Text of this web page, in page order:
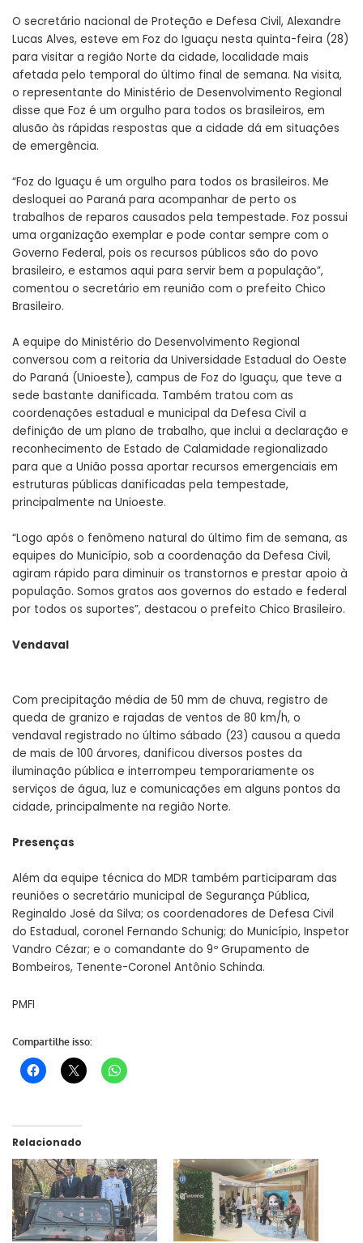
O secretário nacional de Proteção e Defesa Civil, Alexandre
Lucas Alves, esteve em Foz do Iguaçu nesta quinta-feira (28)
para visitar a região Norte da cidade, localidade mais
afetada pelo temporal do último final de semana. Na visita,
o representante do Ministério de Desenvolvimento Regional
disse que Foz é um orgulho para todos os brasileiros, em
alusão às rápidas respostas que a cidade dá em situações
de emergência.
“Foz do Iguaçu é um orgulho para todos os brasileiros. Me
desloquei ao Paraná para acompanhar de perto os
trabalhos de reparos causados pela tempestade. Foz possui
uma organização exemplar e pode contar sempre com o
Governo Federal, pois os recursos públicos são do povo
brasileiro, e estamos aqui para servir bem a população”,
comentou o secretário em reunião com o prefeito Chico
Brasileiro.
A equipe do Ministério do Desenvolvimento Regional
conversou com a reitoria da Universidade Estadual do Oeste
do Paraná (Unioeste), campus de Foz do Iguaçu, que teve a
sede bastante danificada. Também tratou com as
coordenações estadual e municipal da Defesa Civil a
definição de um plano de trabalho, que inclui a declaração e
reconhecimento de Estado de Calamidade regionalizado
para que a União possa aportar recursos emergenciais em
estruturas públicas danificadas pela tempestade,
principalmente na Unioeste.
“Logo após o fenômeno natural do último fim de semana, as
equipes do Município, sob a coordenação da Defesa Civil,
agiram rápido para diminuir os transtornos e prestar apoio à
população. Somos gratos aos governos do estado e federal
por todos os suportes”, destacou o prefeito Chico Brasileiro.
Vendaval
Com precipitação média de 50 mm de chuva, registro de
queda de granizo e rajadas de ventos de 80 km/h, o
vendaval registrado no último sábado (23) causou a queda
de mais de 100 árvores, danificou diversos postes da
iluminação pública e interrompeu temporariamente os
serviços de água, luz e comunicações em alguns pontos da
cidade, principalmente na região Norte.
Presenças
Além da equipe técnica do MDR também participaram das
reuniões o secretário municipal de Segurança Pública,
Reginaldo José da Silva; os coordenadores de Defesa Civil
do Estadual, coronel Fernando Schunig; do Município, Inspetor
Vandro Cézar; e o comandante do 9º Grupamento de
Bombeiros, Tenente-Coronel Antônio Schinda.
PMFI
Compartilhe isso:
Relacionado